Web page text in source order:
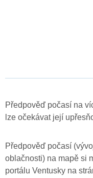
Předpověď počasí na
lze očekávat její
Předpověď počasí
oblačnosti) na mapě si
portálu Ventusky na